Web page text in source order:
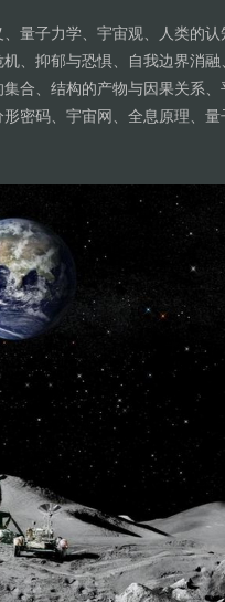
量子力学、宇宙观、人类的认
、抑郁与恐惧、自我边界消融
合、结构的产物与因果关系、
密码、宇宙网、全息原理、量